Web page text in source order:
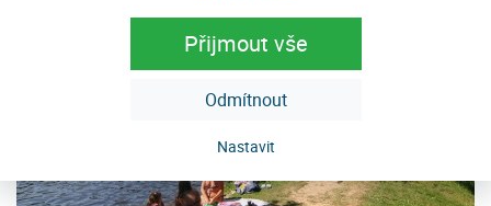
Přijmout vše
Odmítnout
Nastavit